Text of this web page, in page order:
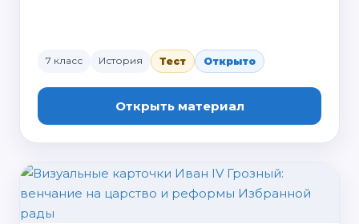
7 класс История Тест Открыто
Открыть материал